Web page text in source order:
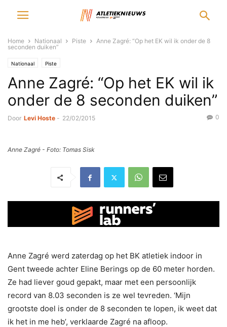
Home Nationaal Piste
Anne Zagré: “Op het EK wil ik onder de 8
seconden duiken”
Nationaal Piste
Anne Zagré: “Op het EK wil ik
onder de 8 seconden duiken”
Door Levi Hoste - 22/02/2015 0
Anne Zagré - Foto: Tomas Sisk
Anne Zagré werd zaterdag op het BK atletiek indoor in
Gent tweede achter Eline Berings op de 60 meter horden.
Ze had liever goud gepakt, maar met een persoonlijk
record van 8.03 seconden is ze wel tevreden. ‘Mijn
grootste doel is onder de 8 seconden te lopen, ik weet dat
ik het in me heb’, verklaarde Zagré na afloop.